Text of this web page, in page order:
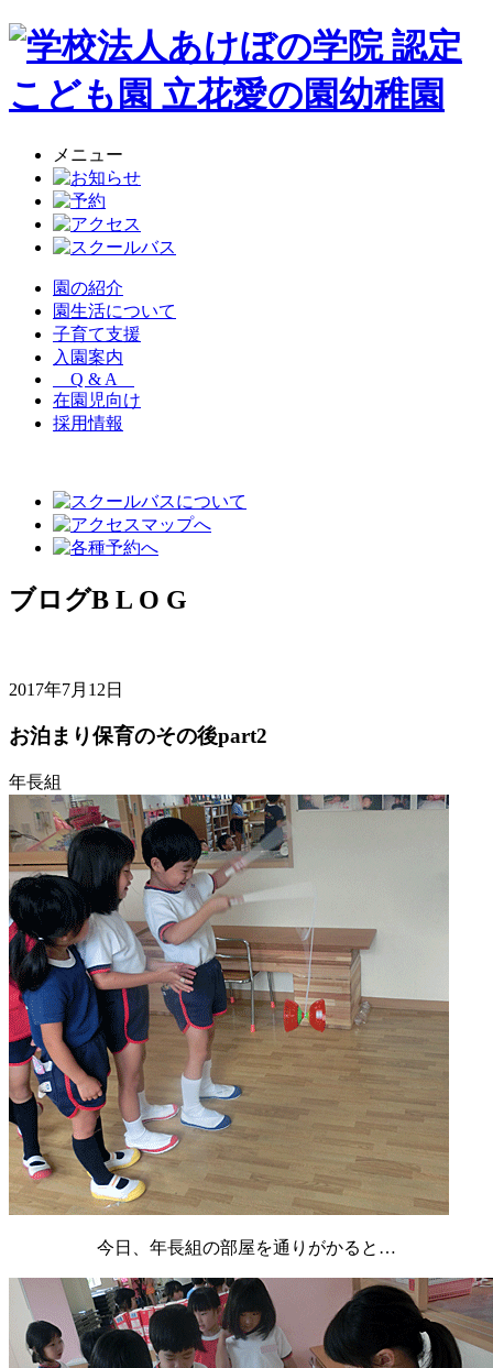
メニュー
園の紹介
園生活について
子育て支援
入園案内
Q & A
在園児向け
採用情報
ブログB L O G
2017年7月12日
お泊まり保育のその後part2
年長組
今日、年長組の部屋を通りがかると…